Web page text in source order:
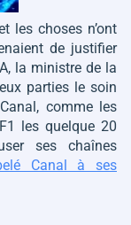
les choses n’ont
de justifier
la ministre de la
parties le soin
comme les
les quelque 20
ses chaînes
Canal à ses